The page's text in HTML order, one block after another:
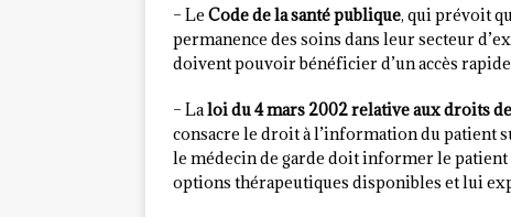
– Le Code de la santé publique, qui prévoit
permanence des soins dans leur secteur
doivent pouvoir bénéficier d’un accès
– Laloi du 4 mars 2002 relative aux droits
consacre le droit à l’information du patient
le médecin de garde doit informer le
options thérapeutiques disponibles et lui